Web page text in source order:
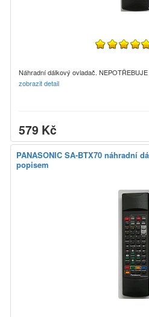
Náhradní dálkový ovladač. NEPOTŘEBUJE
zobrazit detail
579 Kč
PANASONIC SA-BTX70 náhradní
popisem